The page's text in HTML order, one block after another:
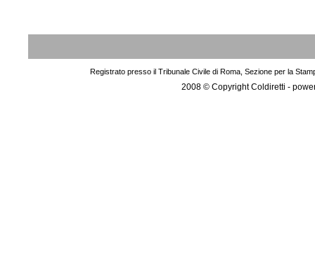
Registrato presso il Tribunale Civile di Roma, Sezione per la
2008 © Copyright Coldiretti -